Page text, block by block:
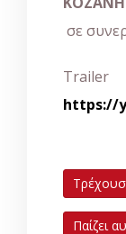
σε
Trailer
https://
Παίζει